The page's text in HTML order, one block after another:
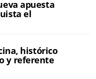
apuesta
el
histórico
y referente